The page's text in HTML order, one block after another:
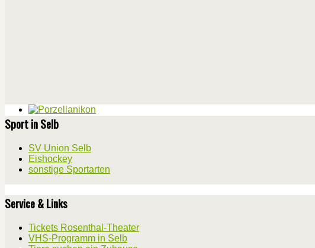
Sport in Selb
SV Union Selb
Eishockey
sonstige Sportarten
Service & Links
Tickets Rosenthal-Theater
VHS-Programm in Selb